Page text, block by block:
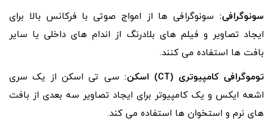
سونوگرافی: سونوگرافی ها از امواج صوتی با فرکانس بالا برای
ایجاد تصاویر و فیلم های بلادرنگ از اندام های داخلی یا سایر
بافت ها استفاده می کنند.
توموگرافی کامپیوتری (CT) اسکن:
سی تی اسکن از یک سری
اشعه ایکس و یک کامپیوتر برای ایجاد تصاویر سه بعدی از بافت
های نرم و استخوان ها استفاده می کند.